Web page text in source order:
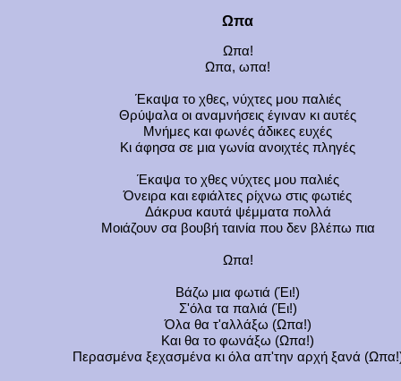
Ωπα
Ωπα!
Ωπα, ωπα!
Έκαψα το χθες, νύχτες μου παλιές
Θρύψαλα οι αναμνήσεις έγιναν κι αυτές
Μνήμες και φωνές άδικες ευχές
Κι άφησα σε μια γωνία ανοιχτές πληγές
Έκαψα το χθες νύχτες μου παλιές
Όνειρα και εφιάλτες ρίχνω στις φωτιές
Δάκρυα καυτά ψέμματα πολλά
Μοιάζουν σα βουβή ταινία που δεν βλέπω πια
Ωπα!
Βάζω μια φωτιά (Έι!)
Σ'όλα τα παλιά (Έι!)
Όλα θα τ'αλλάξω (Ωπα!)
Και θα το φωνάξω (Ωπα!)
Περασμένα ξεχασμένα κι όλα απ'την αρχή ξανά